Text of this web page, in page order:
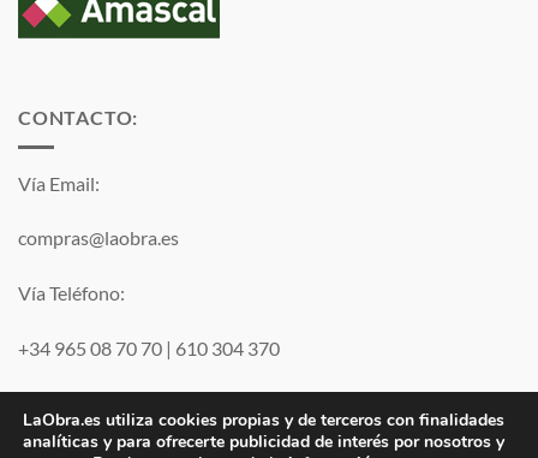
CONTACTO:
Vía Email:
compras@laobra.es
Vía Teléfono:
+34 965 08 70 70 | 610 304 370
LaObra.es utiliza cookies propias y de terceros con finalidades
analíticas y para ofrecerte publicidad de interés por nosotros y